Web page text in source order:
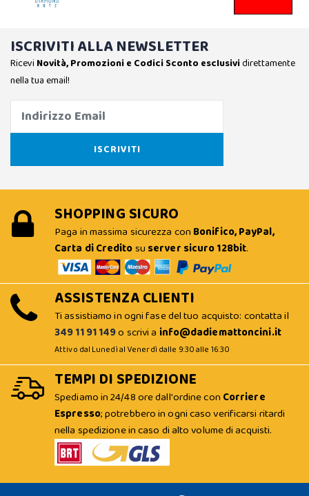
ISCRIVITI ALLA NEWSLETTER
Ricevi Novità, Promozioni e Codici Sconto esclusividirettamente
nella tua email!
SHOPPING SICURO
Paga in massima sicurezza con Bonifico, PayPal,
Carta di Creditosu server sicuro 128bit.
ASSISTENZA CLIENTI
Ti assistiamo in ogni fase del tuo acquisto: contatta il
349 11 91 149o scrivi a info@dadiemattoncini.it
Attivo dal Lunedì al Venerdì dalle 9:30 alle 16:30
TEMPI DI SPEDIZIONE
Spediamo in 24/48 ore dall'ordine con Corriere
Espresso; potrebbero in ogni caso verificarsi ritardi
nella spedizione in caso di alto volume di acquisti.